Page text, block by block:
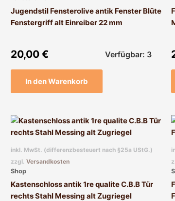
Jugendstil Fensterolive antik Fenster Blüte
Fenstergriff alt Einreiber 22 mm
20,00 € Verfügbar: 3
In den Warenkorb
inkl. MwSt. (differenzbesteuert nach §25a UStG.)
zzgl. Versandkosten
Shop
Kastenschloss antik 1re qualite C.B.B Tür
rechts Stahl Messing alt Zugriegel